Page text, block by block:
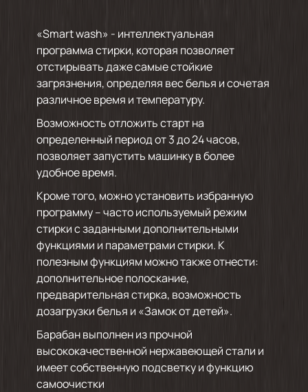
«Smart wash» - интеллектуальная
программа стирки, которая позволяет
отстирывать даже самые стойкие
загрязнения, определяя вес белья и сочетая
различное время и температуру.
Возможность отложить старт на
определенный период от 3 до 24 часов,
позволяет запустить машинку в более
удобное время.
Кроме того, можно установить избранную
программу – часто используемый режим
стирки с заданными дополнительными
функциями и параметрами стирки. К
полезным функциям можно также отнести:
дополнительное полоскание,
предварительная стирка, возможность
дозагрузки белья и «Замок от детей».
Барабан выполнен из прочной
высококачественной нержавеющей стали и
имеет собственную подсветку и функцию
самоочистки